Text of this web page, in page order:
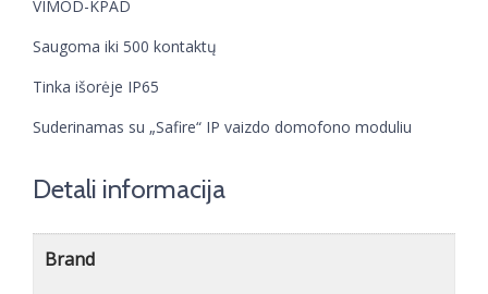
VIMOD-KPAD
Saugoma iki 500 kontaktų
Tinka išorėje IP65
Suderinamas su „Safire“ IP vaizdo domofono moduliu
Detali informacija
Brand